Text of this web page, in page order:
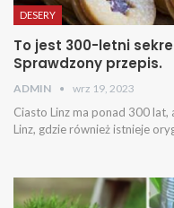
DESERY
To jest 300-letni
Sprawdzony przepis.
ADMIN wrz 19, 2023
Ciasto Linz ma ponad 300 lat,
Linz, gdzie również istnieje